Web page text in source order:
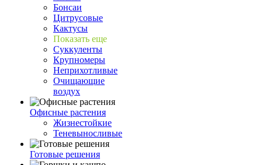
Бонсаи
Цитрусовые
Кактусы
Показать еще
Суккуленты
Крупномеры
Неприхотливые
Очищающие
воздух
Офисные растения
Жизнестойкие
Теневыносливые
Готовые решения